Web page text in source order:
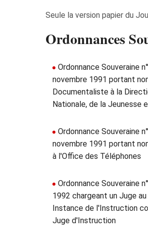
Seule la version papier du
Ordonnances
Ordonnance Souveraine
novembre 1991 portant
Documentaliste à la
Nationale, de la Jeunesse
Ordonnance Souveraine
novembre 1991 portant
à l'Office des Téléphones
Ordonnance Souveraine
1992 chargeant un Juge
Instance de l'Instruction
Juge d'Instruction